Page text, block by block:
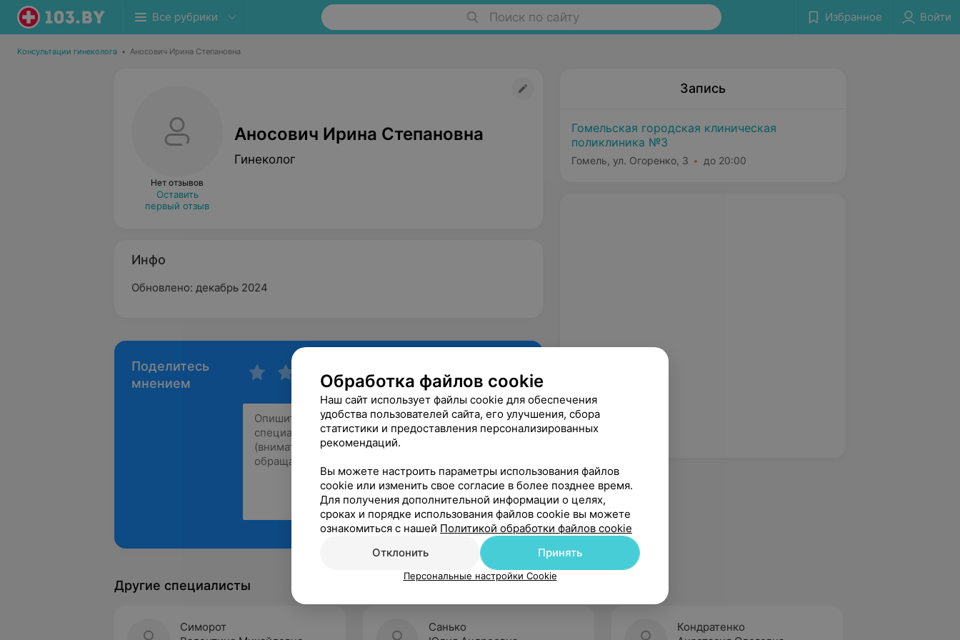
Все рубрики Поиск по сайту Избранное Войти
Консультации гинеколога • Аносович Ирина Степановна
Нет отзывов
Оставить
первый отзыв
Аносович Ирина Степановна
Гинеколог
Инфо
Обновлено: декабрь 2024
Поделитесь
мнением
Рекомендую
Запись
Гомельская городская клиническая
поликлиника №3
Гомель, ул. Огоренко, 3 до 20:00
Другие специалисты
Симорот
Санько
Кондратенко
Обработка файлов cookie
Наш сайт использует файлы cookie для обеспечения
удобства пользователей сайта, его улучшения, сбора
статистики и предоставления персонализированных
рекомендаций.
Вы можете настроить параметры использования файлов
cookie или изменить свое согласие в более позднее время.
Для получения дополнительной информации о целях,
сроках и порядке использования файлов cookie вы можете
ознакомиться с нашей Политикой обработки файлов cookie
Отклонить
Принять
Персональные настройки Cookie